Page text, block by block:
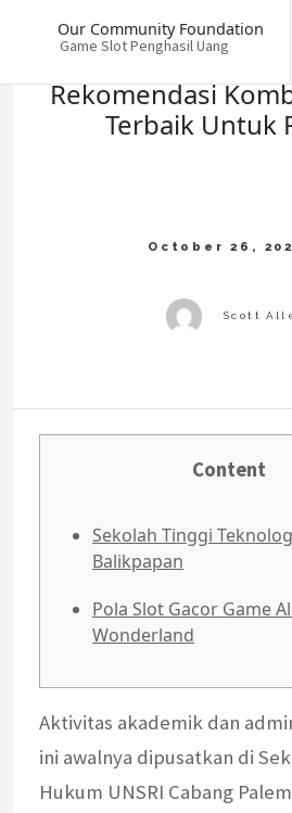
Our Community Foundation
Game Slot Penghasil Uang
Rekomendasi
Terbaik Untuk
Content
Sekolah Tinggi
Balikpapan
Pola Slot Gacor Game
Wonderland
Aktivitas akademik dan
ini awalnya dipusatkan di
Hukum UNSRI Cabang